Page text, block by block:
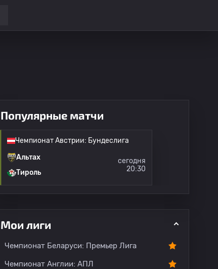
Популярные матчи
Чемпионат Австрии: Бундеслига
Альтах
Тироль
сегодня
20:30
Мои лиги
Чемпионат Беларуси: Премьер Лига
Чемпионат Англии: АПЛ